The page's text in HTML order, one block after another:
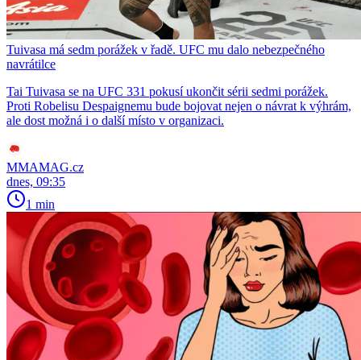
Tuivasa má sedm porážek v řadě. UFC mu dalo nebezpečného
navrátilce
Tai Tuivasa se na UFC 331 pokusí ukončit sérii sedmi porážek.
Proti Robelisu Despaignemu bude bojovat nejen o návrat k výhrám,
ale dost možná i o další místo v organizaci.
MMAMAG.cz
dnes, 09:35
1 min